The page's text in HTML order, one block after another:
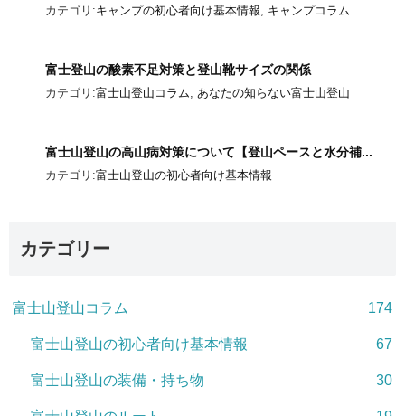
カテゴリ:キャンプの初心者向け基本情報, キャンプコラム
富士登山の酸素不足対策と登山靴サイズの関係
カテゴリ:富士山登山コラム, あなたの知らない富士山登山
富士山登山の高山病対策について【登山ペースと水分補...
カテゴリ:富士山登山の初心者向け基本情報
カテゴリー
富士山登山コラム 174
富士山登山の初心者向け基本情報 67
富士山登山の装備・持ち物 30